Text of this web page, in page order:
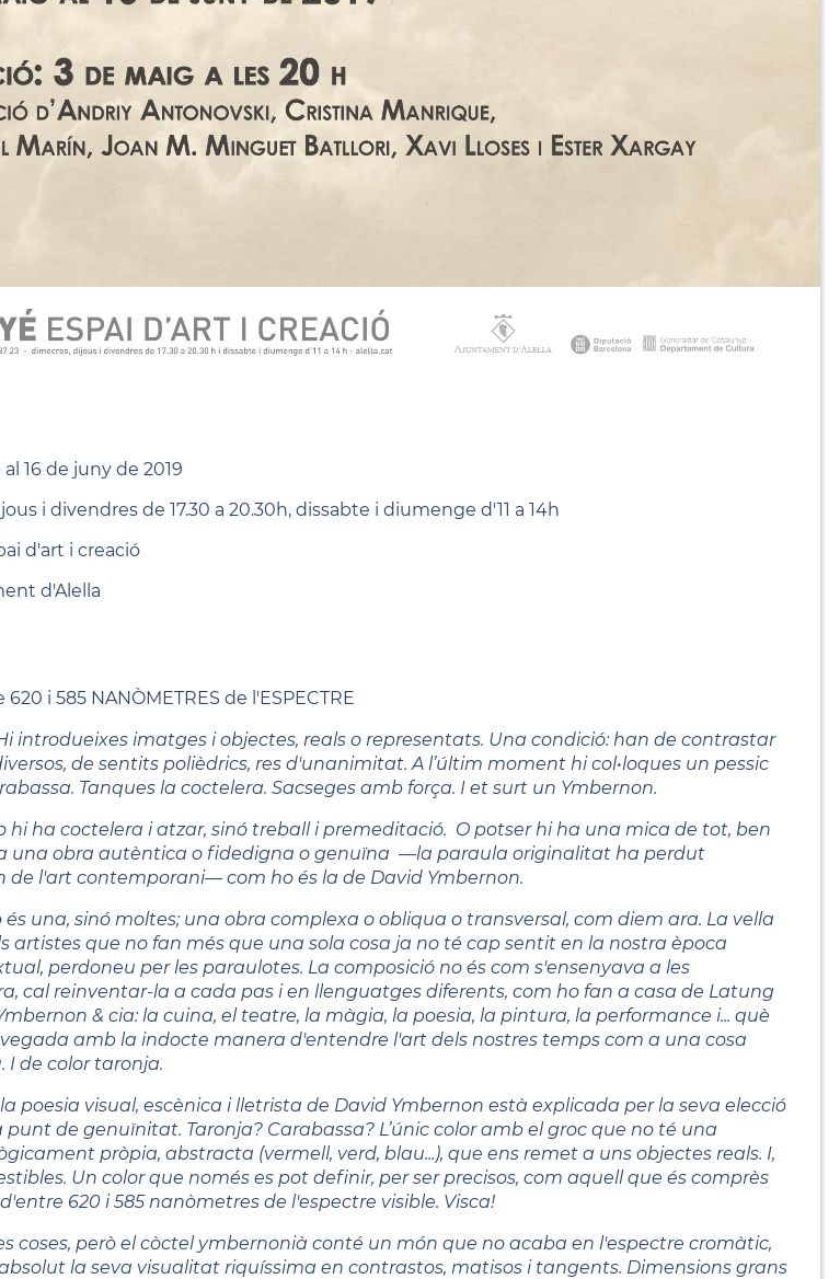
16 de juny de 2019
i divendres de 17.30 a 20.30h, dissabte i diumenge d'11 a 14h
d'art i creació
d'Alella
620 i 585 NANÒMETRES de l'ESPECTRE
introdueixes imatges i objectes, reals o representats. Una condició: han de contrastar
de sentits polièdrics, res d'unanimitat. A l’últim moment hi col•loques un pessic
Tanques la coctelera. Sacseges amb força. I et surt un Ymbernon.
hi ha coctelera i atzar, sinó treball i premeditació. O potser hi ha una mica de tot, ben
una obra autèntica o fidedigna o genuïna —la paraula originalitat ha perdut
de l'art contemporani— com ho és la de David Ymbernon.
una, sinó moltes; una obra complexa o obliqua o transversal, com diem ara. La vella
que no fan més que una sola cosa ja no té cap sentit en la nostra època
perdoneu per les paraulotes. La composició no és com s'ensenyava a les
cal reinventar-la a cada pas i en llenguatges diferents, com ho fan a casa de Latung
& cia: la cuina, el teatre, la màgia, la poesia, la pintura, la performance i... què
amb la indocte manera d'entendre l'art dels nostres temps com a una cosa
I de color taronja.
poesia visual, escènica i lletrista de David Ymbernon està explicada per la seva elecció
de genuïnitat. Taronja? Carabassa? L’únic color amb el groc que no té una
pròpia, abstracta (vermell, verd, blau...), que ens remet a uns objectes reals. I,
Un color que només es pot definir, per ser precisos, com aquell que és comprès
620 i 585 nanòmetres de l'espectre visible. Visca!
coses, però el còctel ymbernonià conté un món que no acaba en l'espectre cromàtic,
la seva visualitat riquíssima en contrastos, matisos i tangents. Dimensions grans